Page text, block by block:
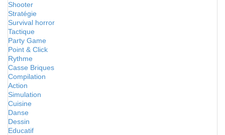
Shooter
Stratégie
Survival horror
Tactique
Party Game
Point & Click
Rythme
Casse Briques
Compilation
Action
Simulation
Cuisine
Danse
Dessin
Educatif